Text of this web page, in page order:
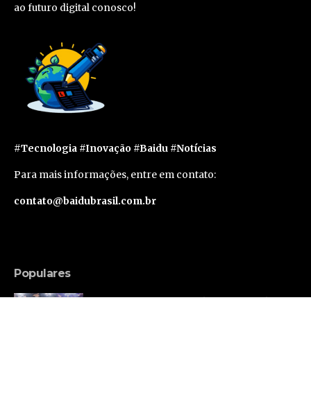
ao futuro digital conosco!
#Tecnologia #Inovação #Baidu #Notícias
Para mais informações, entre em contato:
contato@baidubrasil.com.br
Populares
Russell Brand Consegue Liberdade Sob Fiança